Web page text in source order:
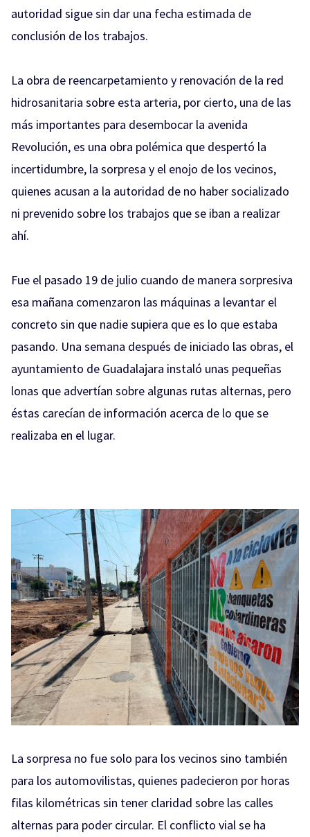
autoridad sigue sin dar una fecha estimada de
conclusión de los trabajos.
La obra de reencarpetamiento y renovación de la red
hidrosanitaria sobre esta arteria, por cierto, una de las
más importantes para desembocar la avenida
Revolución, es una obra polémica que despertó la
incertidumbre, la sorpresa y el enojo de los vecinos,
quienes acusan a la autoridad de no haber socializado
ni prevenido sobre los trabajos que se iban a realizar
ahí.
Fue el pasado 19 de julio cuando de manera sorpresiva
esa mañana comenzaron las máquinas a levantar el
concreto sin que nadie supiera que es lo que estaba
pasando. Una semana después de iniciado las obras, el
ayuntamiento de Guadalajara instaló unas pequeñas
lonas que advertían sobre algunas rutas alternas, pero
éstas carecían de información acerca de lo que se
realizaba en el lugar.
La sorpresa no fue solo para los vecinos sino también
para los automovilistas, quienes padecieron por horas
filas kilométricas sin tener claridad sobre las calles
alternas para poder circular. El conflicto vial se ha